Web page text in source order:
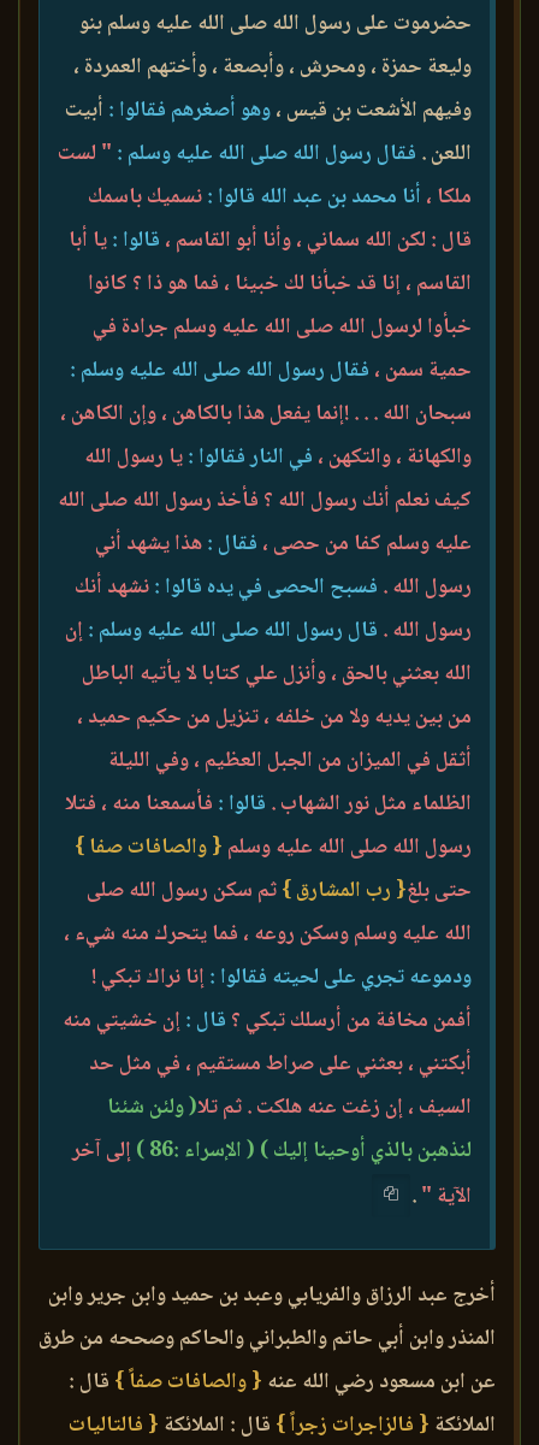
حضرموت على رسول الله صلى الله عليه وسلم بنو
وليعة حمزة ، ومحرش ، وأبصعة ، وأختهم العمردة ،
وفيهم الأشعت بن قيس ،وهو أصغرهم فقالوا : أبيت
اللعن . فقال رسول الله صلى الله عليه وسلم : " لست
ملكا ، أنا محمد بن عبد الله قالوا :نسميك باسمك
قال : لكن الله سماني ، وأنا أبو القاسم ، قالوا :يا أبا
القاسم ، إنا قد خبأنا لك خبيئا ، فما هو ذا ؟ كانوا
خبأوا لرسول الله صلى الله عليه وسلم جرادة في
حمية سمن ، فقال رسول الله صلى الله عليه وسلم :
سبحان الله . . . !إنما يفعل هذا بالكاهن ، وإن الكاهن ،
والكهانة ، والتكهن ، في النار فقالوا :يا رسول الله
كيف نعلم أنك رسول الله ؟ فأخذ رسول الله صلى الله
عليه وسلم كفا من حصى ، فقال :هذا يشهد أني
رسول الله . فسبح الحصى في يده قالوا :نشهد أنك
رسول الله . قال رسول الله صلى الله عليه وسلم :إن
الله بعثني بالحق ، وأنزل علي كتابا لا يأتيه الباطل
من بين يديه ولا من خلفه ، تنزيل من حكيم حميد ،
أثقل في الميزان من الجبل العظيم ، وفي الليلة
الظلماء مثل نور الشهاب . قالوا : فأسمعنا منه ، فتلا
رسول الله صلى الله عليه وسلم { والصافات صفا }
حتى بلغ{ رب المشارق }ثم سكن رسول الله صلى
الله عليه وسلم وسكن روعه ، فما يتحرك منه شيء ،
ودموعه تجري على لحيته فقالوا :إنا نراك تبكي !
أفمن مخافة من أرسلك تبكي ؟ قال :إن خشيتي منه
أبكتني ، بعثني على صراط مستقيم ، في مثل حد
السيف ، إن زغت عنه هلكت . ثم تلا( ولئن شئنا
لنذهبن بالذي أوحينا إليك ) ( الإسراء :86 )
إلى آخر
الآية ".
أخرج عبد الرزاق والفريابي وعبد بن حميد وابن جرير وابن
المنذر وابن أبي حاتم والطبراني والحاكم وصححه من طرق
عن ابن مسعود رضي الله عنه { والصافات صفاً } قال :
الملائكة { فالزاجرات زجراً } قال : الملائكة { فالتاليات